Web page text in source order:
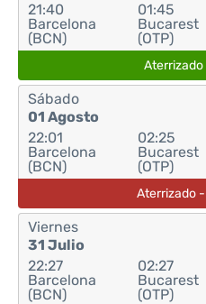
21:40
Barcelona
(BCN)
01:45
Bucarest
(OTP)
Sábado
01 Agosto
22:01
Barcelona
(BCN)
02:25
Bucarest
(OTP)
Aterrizado
Viernes
31 Julio
22:27
Barcelona
(BCN)
02:27
Bucarest
(OTP)